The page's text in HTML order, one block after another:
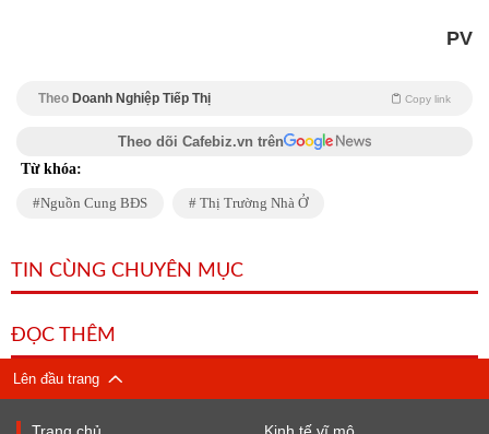
PV
Theo Doanh Nghiệp Tiếp Thị Copy link
Theo dõi Cafebiz.vn trên
Từ khóa:
Nguồn Cung BĐS Thị Trường Nhà Ở
TIN CÙNG CHUYÊN MỤC
ĐỌC THÊM
Lên đầu trang